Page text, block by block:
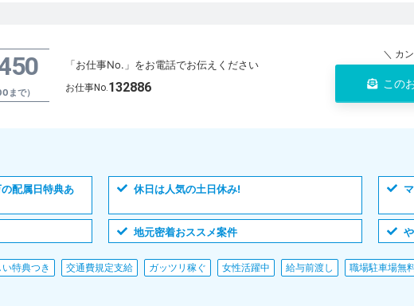
まで）
「お仕事No.」をお電話でお伝えください
お仕事No. 132886
＼ カ
この
配属日特典あ
休日は人気の土日休み!
地元密着おススメ案件
特典つき 交通費規定支給 ガッツリ稼ぐ 女性活躍中 給与前渡し 職場駐車場無